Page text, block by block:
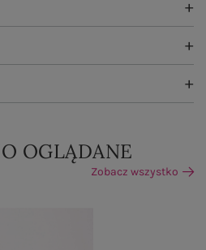
OGLĄDANE
Zobacz wszystko